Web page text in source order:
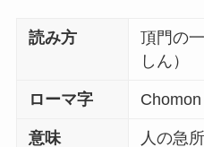
読み方
頂門の
しん）
ローマ字
意味
人の急